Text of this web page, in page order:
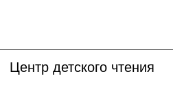
Центр детского чтения